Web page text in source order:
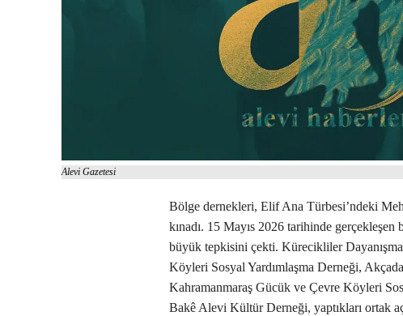
Alevi Gazetesi
Bölge dernekleri, Elif Ana Türbesi’ndeki
kınadı. 15 Mayıs 2026 tarihinde gerçekleşen
büyük tepkisini çekti. Kürecikliler
Köyleri Sosyal Yardımlaşma Derneği,
Kahramanmaraş Gücük ve Çevre Köyleri
Bakê Alevi Kültür Derneği, yaptıkları ortak